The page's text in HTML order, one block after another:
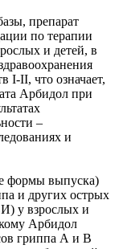
препарат
по терапии
и детей, в
I-II, что означает,
Арбидол при
–
и
формы выпуска)
и других острых
у взрослых и
Арбидол
гриппа А и В